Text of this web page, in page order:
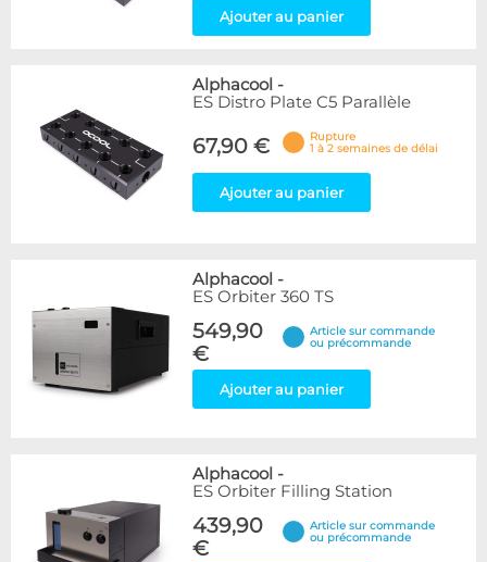
Ajouter au panier
Alphacool -
ES Distro Plate C5 Parallèle
67,90 €
Rupture
1 à 2 semaines de délai
Ajouter au panier
Alphacool -
ES Orbiter 360 TS
549,90
€
Article sur commande
ou précommande
Ajouter au panier
Alphacool -
ES Orbiter Filling Station
439,90
€
Article sur commande
ou précommande